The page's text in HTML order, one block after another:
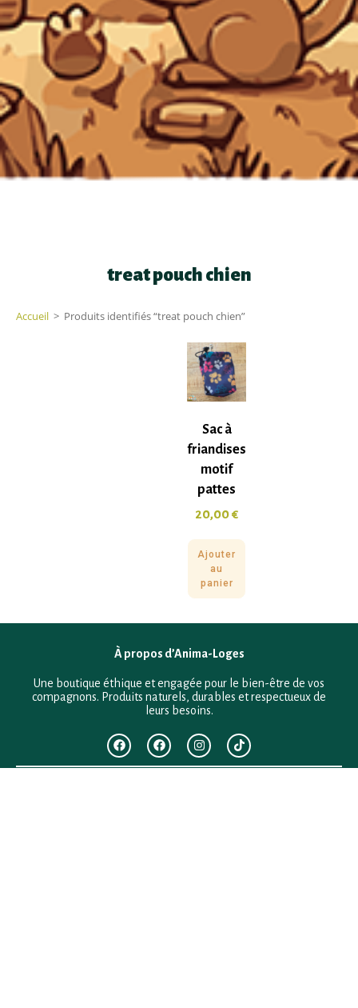
treat pouch chien
Accueil > Produits identifiés “treat pouch chien”
Sac à
friandises
motif
pattes
20,00€
Ajouter
au
panier
À propos d’Anima-Loges
Une boutique éthique et engagée pour le bien-être de vos
compagnons. Produits naturels, durables et respectueux de
leurs besoins.